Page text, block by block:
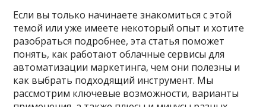
Если вы только начинаете знакомиться с этой
темой или уже имеете некоторый опыт и хотите
разобраться подробнее, эта статья поможет
понять, как работают облачные сервисы для
автоматизации маркетинга, чем они полезны и
как выбрать подходящий инструмент. Мы
рассмотрим ключевые возможности, варианты